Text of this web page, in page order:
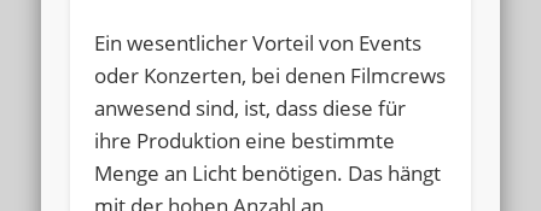
Ein wesentlicher Vorteil von Events
oder Konzerten, bei denen Filmcrews
anwesend sind, ist, dass diese für
ihre Produktion eine bestimmte
Menge an Licht benötigen. Das hängt